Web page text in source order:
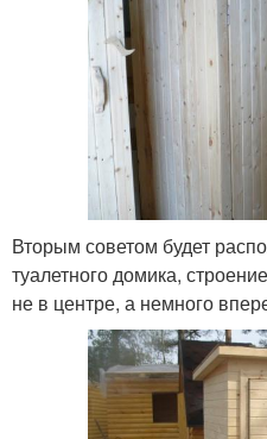
Вторым советом будет
туалетного домика,
не в центре, а немного